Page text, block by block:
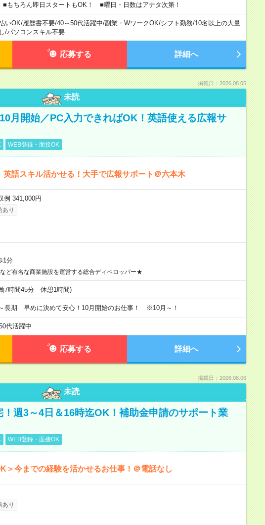
もちろん即日スタートもOK！ ■曜日・日数はアナタ次第！
いOK/履歴書不要/40～50代活躍中/副業・WワークOK/シフト勤務/10名以上の大量
/パソコンスキル不要
応募する 詳細へ
掲載日：2026.08.05
未読
月開始／PC入力できればOK！英語使える広報サ
WEB登録・面接OK
英語スキル活かせる！大手で広報サポート＠六本木
341,000円
あり
1分
ど有名な商業施設を運営する総合ディベロッパー★
7時間45分 休憩1時間)
長期 早めに決めて安心！10月開始のお仕事！ ※10月～！
代活躍中
応募する 詳細へ
掲載日：2026.08.06
未読
週3～4日＆16時迄OK！補助金申請のサポート業
WEB登録・面接OK
＞今までの経験を活かせるお仕事！＠電話なし
あり